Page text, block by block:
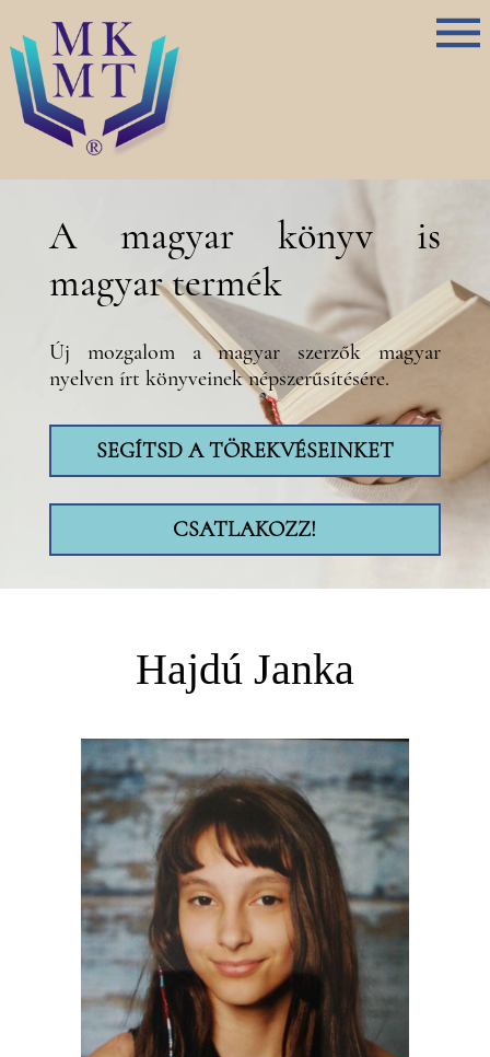
A magyar könyv is
magyar termék
Új mozgalom a magyar szerzők magyar
nyelven írt könyveinek népszerűsítésére.
SEGÍTSD A TÖREKVÉSEINKET
CSATLAKOZZ!
Hajdú Janka